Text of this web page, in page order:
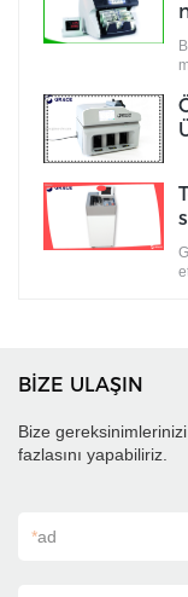
BİZE ULAŞIN
Bize
fazlasını yapabiliriz.
*ad